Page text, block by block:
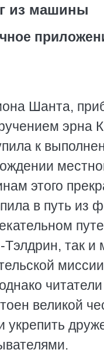
из машины
Шанта,
эрна
к
этого
в путь из
Тэлдрин, так
великой
укрепить